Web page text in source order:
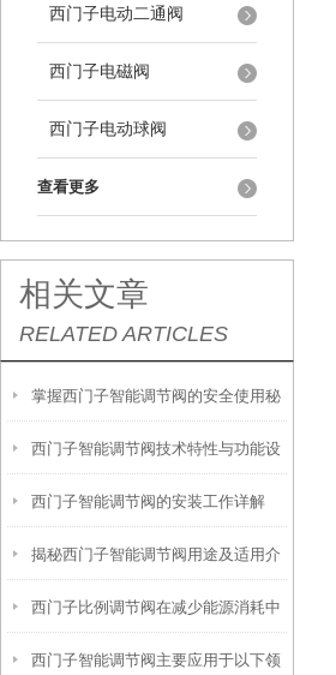
西门子电动二通阀
西门子电磁阀
西门子电动球阀
查看更多
相关文章
RELATED ARTICLES
掌握西门子智能调节阀的安全使用秘
籍
西门子智能调节阀技术特性与功能设
计解读
西门子智能调节阀的安装工作详解
揭秘西门子智能调节阀用途及适用介
质
西门子比例调节阀在减少能源消耗中
的贡献
西门子智能调节阀主要应用于以下领